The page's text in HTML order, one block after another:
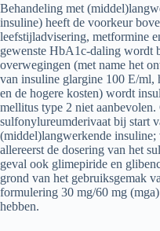
Behandeling met
insuline) heeft de voorkeur
leefstijladvisering, metformine
gewenste HbA1c-daling wordt
overwegingen (met name het
van insuline glargine 100 E/ml,
en de hogere kosten) wordt
mellitus type 2 niet
sulfonylureumderivaat bij start
(middel)langwerkende
allereerst de dosering van het
geval ook glimepiride en
grond van het gebruiksgemak
formulering 30 mg/60 mg
hebben.